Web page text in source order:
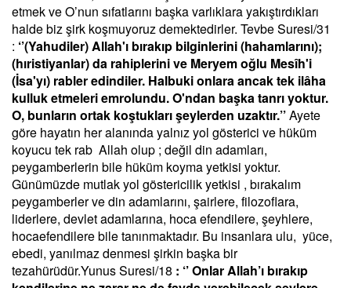
etmek ve O’nun sıfatlarını başka varlıklara yakıştırdıkları
halde biz şirk koşmuyoruz demektedirler. Tevbe Suresi/31
: ‘’(Yahudiler) Allah'ı bırakıp bilginlerini (hahamlarını);
(hıristiyanlar) da rahiplerini ve Meryem oğlu Mesîh'i
(İsa'yı) rabler edindiler. Halbuki onlara ancak tek ilâha
kulluk etmeleri emrolundu. O'ndan başka tanrı yoktur.
O, bunların ortak koştukları şeylerden uzaktır.’’Ayete
göre hayatın her alanında yalnız yol gösterici ve hüküm
koyucu tek rab Allah olup ; değil din adamları,
peygamberlerin bile hüküm koyma yetkisi yoktur.
Günümüzde mutlak yol göstericilik yetkisi , bırakalım
peygamberler ve din adamlarını, şairlere, filozoflara,
liderlere, devlet adamlarına, hoca efendilere, şeyhlere,
hocaefendilere bile tanınmaktadır. Bu insanlara ulu, yüce,
ebedi, yanılmaz denmesi şirkin başka bir
tezahürüdür.Yunus Suresi/18 : ‘’ Onlar Allah’ı bırakıp